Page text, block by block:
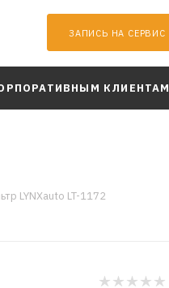
ЗАПИСЬ НА СЕРВИС
КЛИЕНТАМ
LYNXauto LT-1172